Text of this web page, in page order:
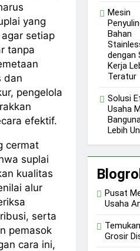
yang
setiap
tanpa
dan
pengelola
efektif.
cermat
suplai
kualitas
alur
serta
pemasok
cara ini,
Mesin
Bahan
dengan
Kerja
Teratur
Solusi
Usaha
Lebih
Pusat
Usaha
Grosir